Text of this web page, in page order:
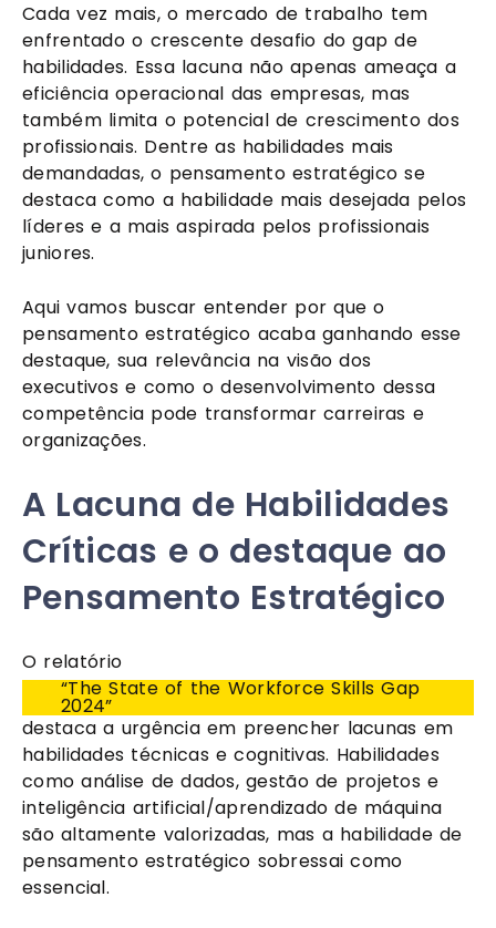
Cada vez mais, o mercado de trabalho tem
enfrentado o crescente desafio do gap de
habilidades. Essa lacuna não apenas ameaça a
eficiência operacional das empresas, mas
também limita o potencial de crescimento dos
profissionais. Dentre as habilidades mais
demandadas, o pensamento estratégico se
destaca como a habilidade mais desejada pelos
líderes e a mais aspirada pelos profissionais
juniores.
Aqui vamos buscar entender por que o
pensamento estratégico acaba ganhando esse
destaque, sua relevância na visão dos
executivos e como o desenvolvimento dessa
competência pode transformar carreiras e
organizações.
A Lacuna de Habilidades
Críticas e o destaque ao
Pensamento Estratégico
O relatório
“The State of the Workforce Skills Gap
2024”
destaca a urgência em preencher lacunas em
habilidades técnicas e cognitivas. Habilidades
como análise de dados, gestão de projetos e
inteligência artificial/aprendizado de máquina
são altamente valorizadas, mas a habilidade de
pensamento estratégico sobressai como
essencial.